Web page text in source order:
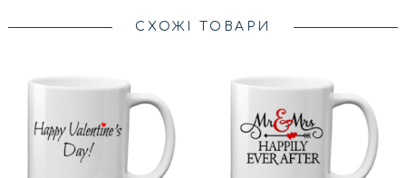
СХОЖІ ТОВАРИ